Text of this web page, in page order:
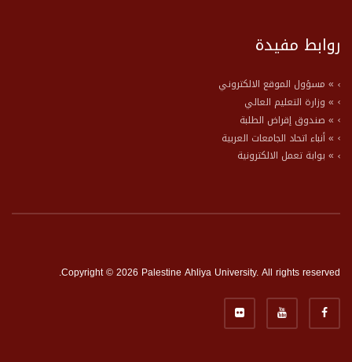
روابط مفيدة
» مسؤول الموقع الالكتروني
» وزارة التعليم العالي
» صندوق إقراض الطلبة
» أنباء اتحاد الجامعات العربية
» بوابة تعمل الالكترونية
Copyright © 2026 Palestine Ahliya University. All rights reserved.